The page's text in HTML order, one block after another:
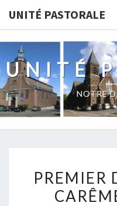
content
UNITÉ PASTORALE
UNITÉ
NOTRE
PREMIER